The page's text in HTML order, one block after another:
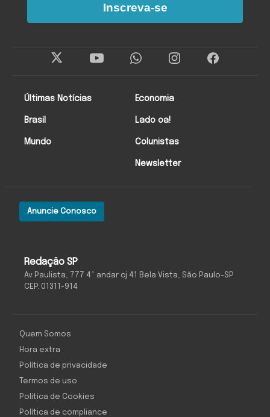
Redação SP
Av Paulista, 777 4º andar cj 41 Bela Vista, São Paulo-SP
CEP: 01311-914
Anuncie Conosco
Últimas Notícias
Brasil
Mundo
Economia
Lado oa!
Colunistas
Newsletter
Inscreva-se
Quem Somos
Hora extra
Política de privacidade
Termos de uso
Política de Cookies
Política de compliance